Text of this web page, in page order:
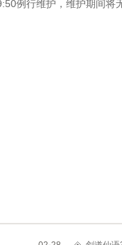
例行维护，维护期间将